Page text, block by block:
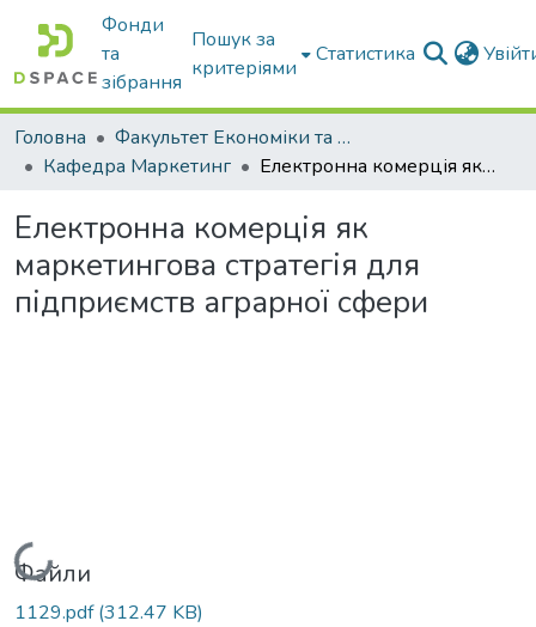
Фонди
та
зібрання
Пошук за
критеріями
Статистика
Головна
Факультет Економіки та бізнесу
Кафедра Маркетинг
Електронна комерція як маркетингова стратегія для підприємств аграрної сфери
Електронна комерція як
маркетингова стратегія для
підприємств аграрної сфери
Вантажиться...
Файли
1129.pdf(312.47 KB)